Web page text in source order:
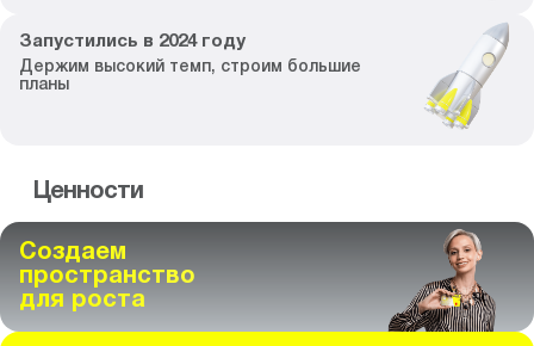
Запустились в 2024году
Держим высокий темп, строим большие
планы
Ценности
Создаем
пространство
для роста